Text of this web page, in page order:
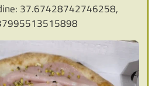
37.67428742746258,